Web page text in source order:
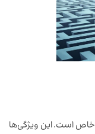
خاص است. این ویژگی‌ها